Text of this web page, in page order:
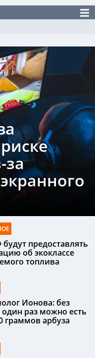
за
предоставлять
об экоклассе
топлива
Ионова: без
один раз можно есть
граммов арбуза